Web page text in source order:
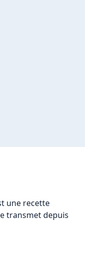
une recette
transmet depuis